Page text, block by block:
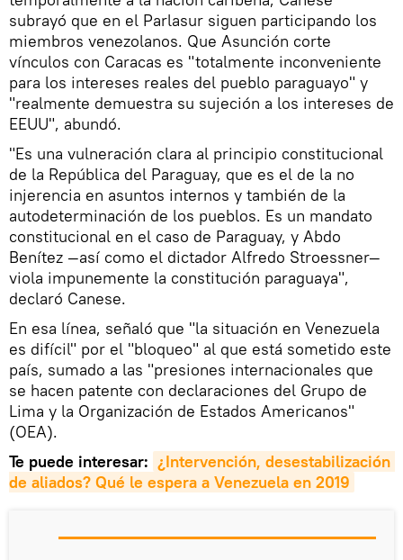
subrayó que en el Parlasur siguen participando los
miembros venezolanos. Que Asunción corte
vínculos con Caracas es "totalmente inconveniente
para los intereses reales del pueblo paraguayo" y
"realmente demuestra su sujeción a los intereses de
EEUU", abundó.
"Es una vulneración clara al principio constitucional
de la República del Paraguay, que es el de la no
injerencia en asuntos internos y también de la
autodeterminación de los pueblos. Es un mandato
constitucional en el caso de Paraguay, y Abdo
Benítez —así como el dictador Alfredo Stroessner—
viola impunemente la constitución paraguaya",
declaró Canese.
En esa línea, señaló que "la situación en Venezuela
es difícil" por el "bloqueo" al que está sometido este
país, sumado a las "presiones internacionales que
se hacen patente con declaraciones del Grupo de
Lima y la Organización de Estados Americanos"
(OEA).
Te puede interesar: ¿Intervención, desestabilización
de aliados? Qué le espera a Venezuela en 2019